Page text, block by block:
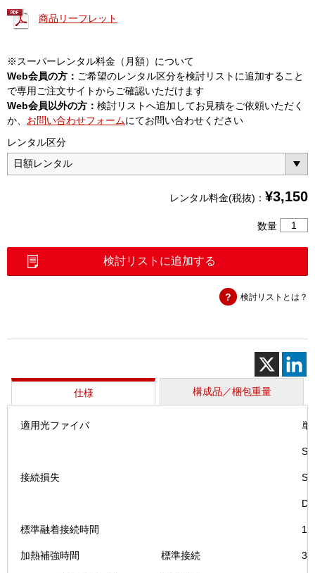
商品リーフレット
※スーパーレンタル料金（月額）について
Web会員の方： ご希望のレンタル区分を検討リストに追加すること
で専用ご注文サイトからご確認いただけます
Web会員以外の方： 検討リストへ追加してお見積をご依頼いただく
か、 お問い合わせフォームにてお問い合わせください
レンタル区分
レンタル料金(税抜)： ¥3,150
数量
続
201
＋
VS）
検討リストに追加する
検討リストとは？
仕様 構成品／梱包重量
適用光ファイバ 単
接続損失
標準融着接続時間 10
加熱補強時間 標準接続 30